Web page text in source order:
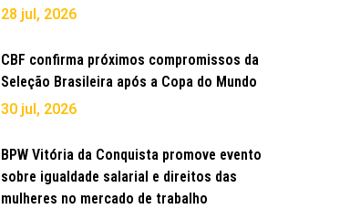
28 jul, 2026
CBF confirma próximos compromissos da
Seleção Brasileira após a Copa do Mundo
30 jul, 2026
BPW Vitória da Conquista promove evento
sobre igualdade salarial e direitos das
mulheres no mercado de trabalho